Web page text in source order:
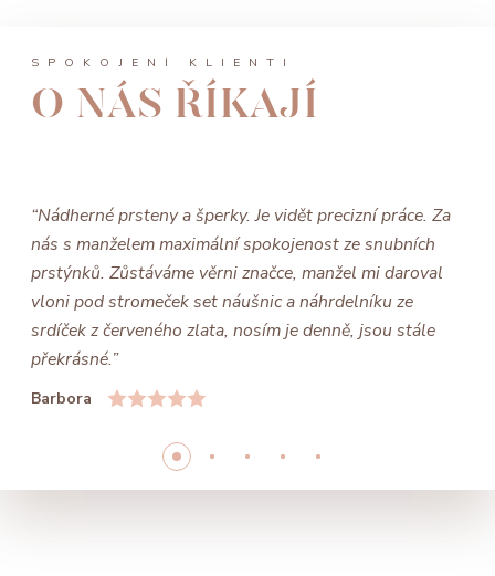
SPOKOJENÍ KLIENTI
O NÁS ŘÍKAJÍ
“Nádherné prsteny a šperky. Je vidět precizní práce. Za
nás s manželem maximální spokojenost ze snubních
prstýnků. Zůstáváme věrni značce, manžel mi daroval
vloni pod stromeček set náušnic a náhrdelníku ze
srdíček z červeného zlata, nosím je denně, jsou stále
překrásné.”
Barbora